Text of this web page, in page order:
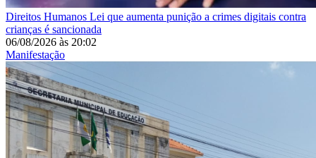
Direitos Humanos Lei que aumenta punição a crimes digitais contra
crianças é sancionada
06/08/2026 às 20:02
Manifestação